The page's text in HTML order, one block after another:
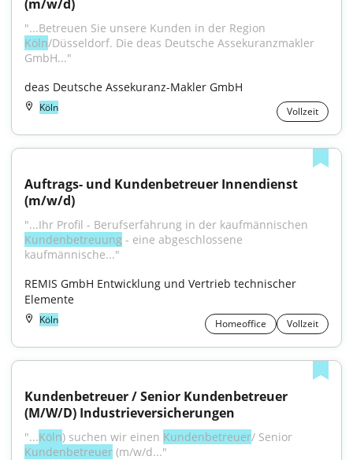
(m/w/d)
Köln/Düsseldorf. Die deas Deutsche Assekuranzmakler
GmbH..."
deas Deutsche Assekuranz-Makler GmbH
Köln Vollzeit
Auftrags- und Kundenbetreuer Innendienst
(m/w/d)
Kundenbetreuung - eine abgeschlossene
kaufmännische..."
REMIS GmbH Entwicklung und Vertrieb technischer
Elemente
Köln Homeoffice Vollzeit
Kundenbetreuer / Senior Kundenbetreuer
(M/W/D) Industrieversicherungen
"...Köln) suchen wir einen Kundenbetreuer
Kundenbetreuer (m/w/d..."